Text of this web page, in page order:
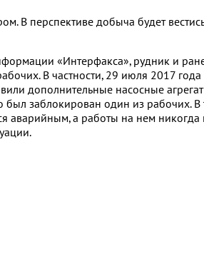
В перспективе добыча будет вестись
«Интерфакса», рудник и
В частности, 29 июля 2017 года
дополнительные насосные
был заблокирован один из рабочих. В
аварийным, а работы на нем никогда